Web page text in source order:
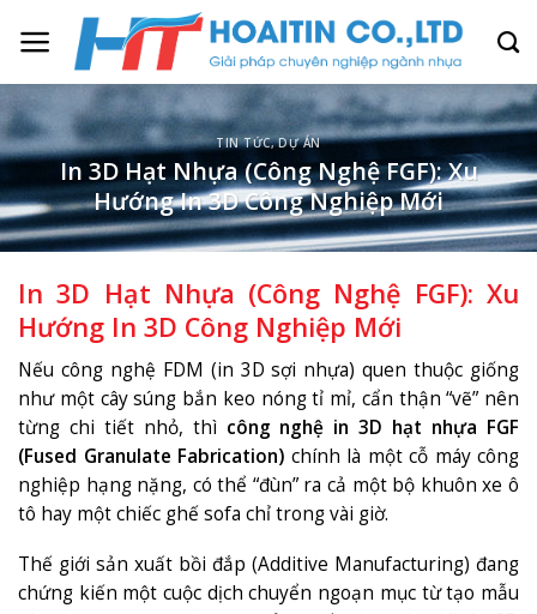
TIN TỨC,DỰ ÁN
In 3D Hạt Nhựa (Công Nghệ FGF): Xu
Hướng In 3D Công Nghiệp Mới
In 3D Hạt Nhựa (Công Nghệ FGF): Xu
Hướng In 3D Công Nghiệp Mới
Nếu công nghệ FDM (in 3D sợi nhựa) quen thuộc giống
như một cây súng bắn keo nóng tỉ mỉ, cẩn thận “vẽ” nên
từng chi tiết nhỏ, thì công nghệ in 3D hạt nhựa FGF
(Fused Granulate Fabrication) chính là một cỗ máy công
nghiệp hạng nặng, có thể “đùn” ra cả một bộ khuôn xe ô
tô hay một chiếc ghế sofa chỉ trong vài giờ.
Thế giới sản xuất bồi đắp (Additive Manufacturing) đang
chứng kiến một cuộc dịch chuyển ngoạn mục từ tạo mẫu